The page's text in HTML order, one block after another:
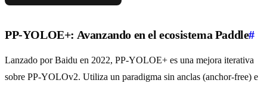
PP-YOLOE+: Avanzando en el ecosistema Paddle#
Lanzado por Baidu en 2022, PP-YOLOE+ es una mejora iterativa
sobre PP-YOLOv2. Utiliza un paradigma sin anclas (anchor-free) e